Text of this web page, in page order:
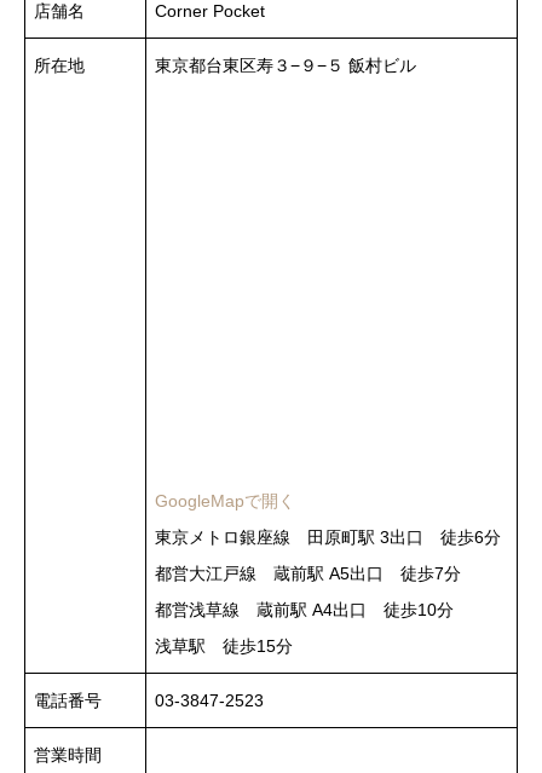
店舗名 Corner Pocket
所在地 東京都台東区寿３−９−５ 飯村ビル
GoogleMapで開く
東京メトロ銀座線 田原町駅 3出口 徒歩6分
都営大江戸線 蔵前駅 A5出口 徒歩7分
都営浅草線 蔵前駅 A4出口 徒歩10分
浅草駅 徒歩15分
電話番号 03-3847-2523
営業時間